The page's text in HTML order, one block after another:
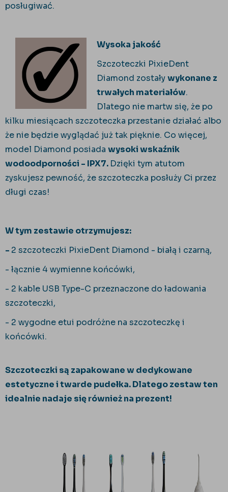
posługiwać.
Wysoka jakość
Szczoteczki PixieDent
Diamond zostaływykonane z
trwałych materiałów.
Dlatego nie martw się, że po
kilku miesiącach szczoteczka przestanie działać albo
że nie będzie wyglądać już tak pięknie. Co więcej,
model Diamond posiada wysoki wskaźnik
wodoodporności - IPX7. Dzięki tym atutom
zyskujesz pewność, że szczoteczka posłuży Ci przez
długi czas!
W tym zestawie otrzymujesz:
- 2 szczoteczki PixieDent Diamond - białą i czarną,
- łącznie 4 wymienne końcówki,
- 2 kable USB Type-C przeznaczone do ładowania
szczoteczki,
- 2 wygodne etui podróżne na szczoteczkę i
końcówki.
Szczoteczki są zapakowane w dedykowane
estetyczne i twarde pudełka. Dlatego zestaw ten
idealnie nadaje się również na prezent!